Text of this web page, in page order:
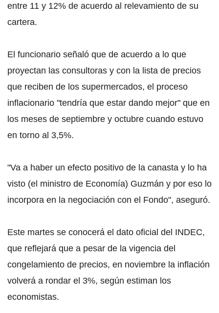
entre 11 y 12% de acuerdo al relevamiento de su
cartera.
El funcionario señaló que de acuerdo a lo que
proyectan las consultoras y con la lista de precios
que reciben de los supermercados, el proceso
inflacionario "tendría que estar dando mejor" que en
los meses de septiembre y octubre cuando estuvo
en torno al 3,5%.
"Va a haber un efecto positivo de la canasta y lo ha
visto (el ministro de Economía) Guzmán y por eso lo
incorpora en la negociación con el Fondo", aseguró.
Este martes se conocerá el dato oficial del INDEC,
que reflejará que a pesar de la vigencia del
congelamiento de precios, en noviembre la inflación
volverá a rondar el 3%, según estiman los
economistas.